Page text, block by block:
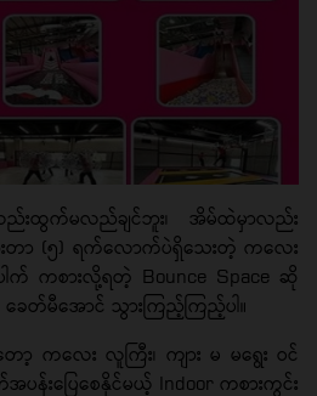
ည်းထွက်မလည်ချင်ဘူး၊ အိမ်ထဲမှာလည်း
းတာ (၅) ရက်လောက်ပဲရှိသေးတဲ့ ကလေး
က် ကစားလို့ရတဲ့ Bounce Space ဆို
ခေတ်မီအောင် သွားကြည့်ကြည့်ပါ။
ာ့ ကလေး လူကြီး၊ ကျား မ မရွေး ဝင်
ပန်းပြေစေနိုင်မယ့် Indoor ကစားကွင်း